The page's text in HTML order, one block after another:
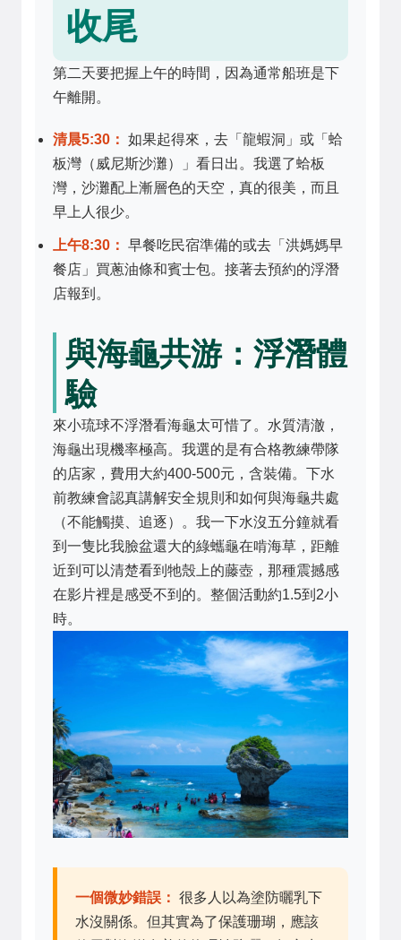
收尾
第二天要把握上午的時間，因為通常船班是下
午離開。
清晨5:30： 如果起得來，去「龍蝦洞」或「蛤
板灣（威尼斯沙灘）」看日出。我選了蛤板
灣，沙灘配上漸層色的天空，真的很美，而且
早上人很少。
上午8:30： 早餐吃民宿準備的或去「洪媽媽早
餐店」買蔥油條和賓士包。接著去預約的浮潛
店報到。
與海龜共游：浮潛體
驗
來小琉球不浮潛看海龜太可惜了。水質清澈，
海龜出現機率極高。我選的是有合格教練帶隊
的店家，費用大約400-500元，含裝備。下水
前教練會認真講解安全規則和如何與海龜共處
（不能觸摸、追逐）。我一下水沒五分鐘就看
到一隻比我臉盆還大的綠蠵龜在啃海草，距離
近到可以清楚看到牠殼上的藤壺，那種震撼感
在影片裡是感受不到的。整個活動約1.5到2小
時。
一個微妙錯誤： 很多人以為塗防曬乳下
水沒關係。但其實為了保護珊瑚，應該